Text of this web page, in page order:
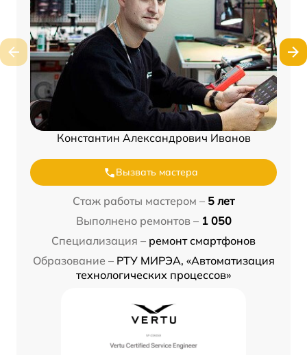
Константин Александрович Иванов
Вызвать мастера
Стаж работы мастером – 5 лет
Выполнено ремонтов – 1 050
Специализация – ремонт смартфонов
Образование – РТУ МИРЭА, «Автоматизация
технологических процессов»